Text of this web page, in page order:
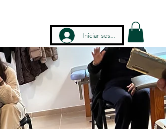
Iniciar sesión